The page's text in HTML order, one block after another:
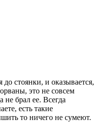
стоянки, и оказывается,
это не совсем
не брал ее. Всегда
есть такие
то ничего не сумеют.